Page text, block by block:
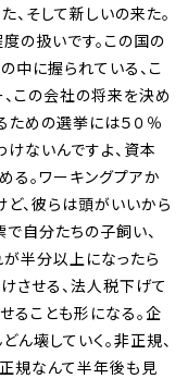
、そして新しいの来た。
の扱いです。この国の
中に握られている、こ
この会社の将来を決め
ための選挙には５０％
けないんですよ、資本
る。ワーキングプアか
、彼らは頭がいいから
で自分たちの子飼い、
半分以上になったら
させる、法人税下げて
ることも形になる。企
ん壊していく。非正規、
規なんて半年後も見